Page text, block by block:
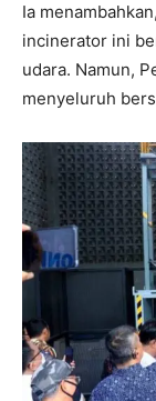
Ia
incinerator ini
udara. Namun,
menyeluruh